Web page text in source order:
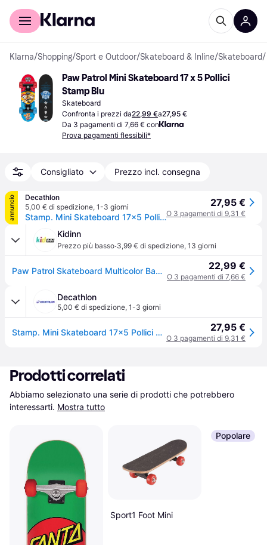
Per il tuo shopping
Klarna/Shopping/Sport e Outdoor/Skateboard & Inline/Skateboard/
Paw Patrol Mini Skateboard 17 x 5 Pollici
Stamp Blu
Skateboard
Confronta i prezzi da22,99 €a27,95 €
Da 3 pagamenti di 7,66 € con
Prova pagamenti flessibili*
Consigliato Prezzo incl. consegna
annuncio
Decathlon
5,00 € di spedizione, 1-3 giorni
Stamp. Mini Skateboard 17x5 Pollici Paw Patrol Skateboard Ritiro Gratis - blu - 17"
27,95 €
O 3 pagamenti di 9,31 €
Kidinn
Prezzo più basso·3,99 € di spedizione, 13 giorni
Paw Patrol Skateboard Multicolor Bambini 22,99 €
O 3 pagamenti di 7,66 €
Decathlon
5,00 € di spedizione, 1-3 giorni
Stamp. Mini Skateboard 17x5 Pollici Paw Patrol Skateboard Ritiro Gratis - blu - 17" 27,95 €
O 3 pagamenti di 9,31 €
Prodotti correlati
Abbiamo selezionato una serie di prodotti che potrebbero
interessarti. Mostra tutto
Sport1 Foot Mini
Popolare